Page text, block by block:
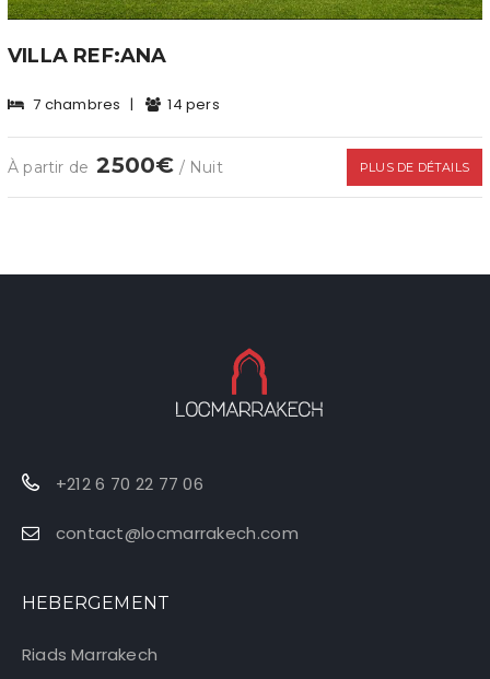
VILLA REF:ANA
7 chambres | 14 pers
À partir de 2500€ / Nuit PLUS DE DÉTAILS
+212 6 70 22 77 06
contact@locmarrakech.com
HEBERGEMENT
Riads Marrakech